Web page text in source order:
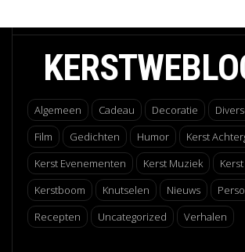
Algemeen Cadeau Decoratie
Film
Gedichten Humor
Kerst
Kerst Evenementen
Kerst Muziek
Kerstboom
Knutselen Nieuws
Recepten
Uncategorized Verhalen